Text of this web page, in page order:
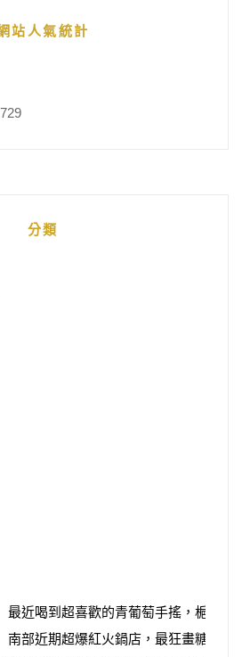
站人氣統計
分類
最近喝到超喜歡的青葡萄手搖，梔茉
南部近期超爆紅火鍋店，最狂畫糖、棉